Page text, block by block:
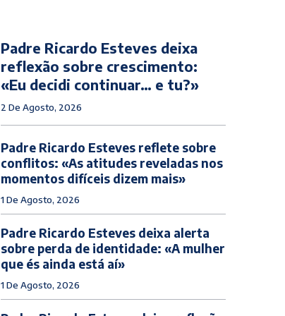
Padre Ricardo Esteves deixa
reflexão sobre crescimento:
«Eu decidi continuar… e tu?»
2 De Agosto, 2026
Padre Ricardo Esteves reflete sobre
conflitos: «As atitudes reveladas nos
momentos difíceis dizem mais»
1 De Agosto, 2026
Padre Ricardo Esteves deixa alerta
sobre perda de identidade: «A mulher
que és ainda está aí»
1 De Agosto, 2026